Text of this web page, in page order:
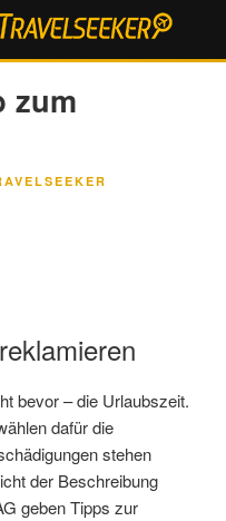
zum
bevor – die Urlaubszeit.
dafür die
stehen
der Beschreibung
geben Tipps zur